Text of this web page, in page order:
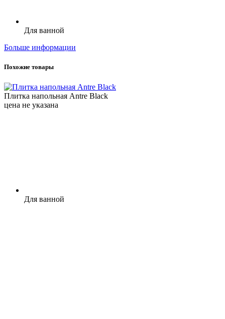
Для ванной
Больше информации
Похожие товары
Плитка напольная Antre Black
цена не указана
Для ванной